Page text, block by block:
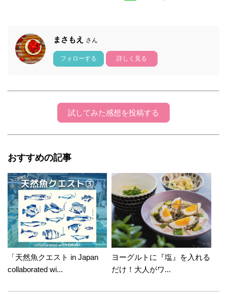
まさもえ さん
フォローする 詳しく見る
試してみた感想を投稿する
おすすめの記事
「天然魚クエスト in Japan
collaborated wi...
ヨーグルトに『塩』を入れる
だけ！大人がワ...